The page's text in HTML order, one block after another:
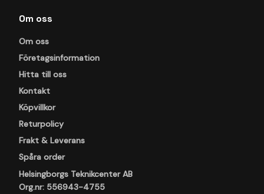
Om oss
Om oss
Företagsinformation
Hitta till oss
Kontakt
Köpvillkor
Returpolicy
Frakt & Leverans
Spåra order
Helsingborgs Teknikcenter AB
Org.nr: 556943-4755